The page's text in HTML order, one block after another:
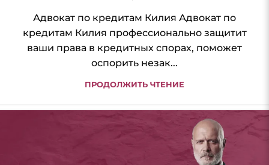
Адвокат по кредитам Килия Адвокат по
кредитам Килия профессионально защитит
ваши права в кредитных спорах, поможет
оспорить незак...
ПРОДОЛЖИТЬ ЧТЕНИЕ